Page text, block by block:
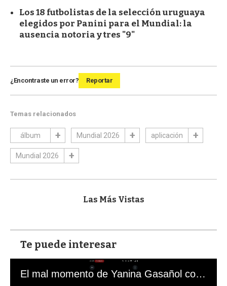
Los 18 futbolistas de la selección uruguaya
elegidos por Panini para el Mundial: la
ausencia notoria y tres "9"
¿Encontraste un error? Reportar
Temas relacionados
álbum Mundial 2026 aplicación
Mundial 2026
Las Más Vistas
Te puede interesar
El mal momento de Yanina Gasañol con un hincha argentino en "Subrayado"